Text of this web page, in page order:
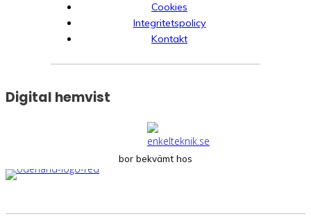
Cookies
Integritetspolicy
Kontakt
Digital hemvist
bor bekvämt hos